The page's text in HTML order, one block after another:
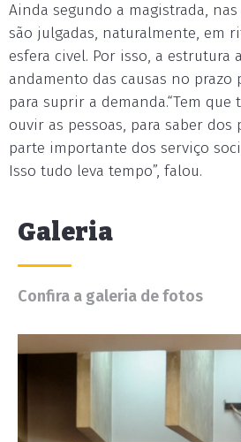
Ainda segundo a magistrada, nas
são julgadas, naturalmente, em
esfera civel. Por isso, a estrutura
andamento das causas no
para suprir a demanda.“Tem que
ouvir as pessoas, para saber dos
parte importante dos serviço
Isso tudo leva tempo”, falou.
Galeria
Confira a galeria de fotos